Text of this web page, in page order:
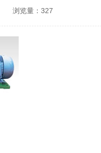
浏览量： 327